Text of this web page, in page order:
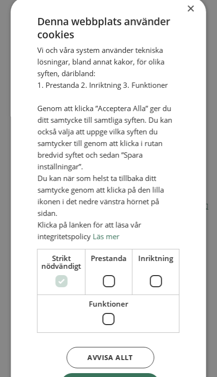
FÖR FÖRSAMLINGAR
VAD VI GÖR
Våra arbeten
Här finns vi
Nationellt
Nationella avdelningen
Nationella arbetsområden
Våra pionjära satsningar
Engagera dig nationellt
Ekumeniska året 2025
Internationellt
Internationella avdelningen
Utsända och arbeten
Engagera dig internationellt
Missionsinspiratörens verktygslåda
Entreprenörskap, företagande och Guds rike
Kalender
SAU
VAD VI GÖR
UTBILDNING
UTBILDNINGAR
Akademi för Ledarskap och Teologi
Mullsjö folkhögskola
Apg29
Mindre kurser
BibelVinter 2.0
Missionsinspiratören
×
Denna webbplats använder
cookies
Vi och våra system använder tekniska
lösningar, bland annat kakor, för olika
syften, däribland:
1. Prestanda 2. Inriktning 3. Funktioner
Genom att klicka ”Acceptera Alla” ger du
ditt samtycke till samtliga syften. Du kan
också välja att uppge vilka syften du
samtycker till genom att klicka i rutan
bredvid syftet och sedan ”Spara
inställningar”.
Du kan när som helst ta tillbaka ditt
samtycke genom att klicka på den lilla
ikonen i det nedre vänstra hörnet på
sidan.
Klicka på länken för att läsa vår
integritetspolicy Läs mer
Strikt
nödvändigt
Prestanda Inriktning
Funktioner
AVVISA ALLT